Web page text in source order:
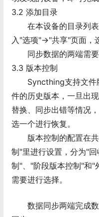
3.2 添加目录
在本设备的目录列表
入"选项"->"共享"页面，
同步数据的两端需要
3.3 版本控制
Syncthing支持文件
件的历史版本，一旦出
替换、同步出错等情况
选一个进行恢复。
版本控制的配置在共
制"里进行设置，分为"
制"、"阶段版本控制"和"
需要进行选择。
数据同步两端完成数